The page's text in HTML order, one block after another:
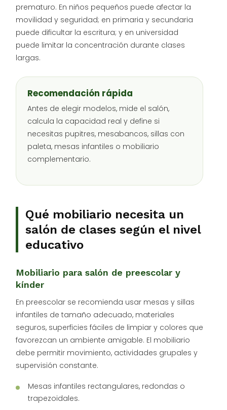
prematuro. En niños pequeños puede afectar la
movilidad y seguridad; en primaria y secundaria
puede dificultar la escritura; y en universidad
puede limitar la concentración durante clases
largas.
Recomendación rápida
Antes de elegir modelos, mide el salón,
calcula la capacidad real y define si
necesitas pupitres, mesabancos, sillas con
paleta, mesas infantiles o mobiliario
complementario.
Qué mobiliario necesita un
salón de clases según el nivel
educativo
Mobiliario para salón de preescolar y
kínder
En preescolar se recomienda usar mesas y sillas
infantiles de tamaño adecuado, materiales
seguros, superficies fáciles de limpiar y colores que
favorezcan un ambiente amigable. El mobiliario
debe permitir movimiento, actividades grupales y
supervisión constante.
Mesas infantiles rectangulares, redondas o
trapezoidales.